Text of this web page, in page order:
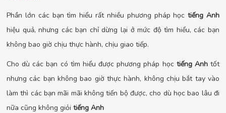
Phần lớn các bạn tìm hiểu rất nhiều phương pháp họctiếng Anh
hiệu quả, nhưng các bạn chỉ dừng lại ở mức độ tìm hiểu, các bạn
không bao giờ chịu thực hành, chịu giao tiếp.
Cho dù các bạn có tìm hiểu được phương pháp học tiếng Anhtốt
nhưng các bạn không bao giờ thực hành, không chịu bắt tay vào
làm thì các bạn mãi mãi không tiến bộ được, cho dù học bao lâu đi
nữa cũng không giỏi tiếng Anh